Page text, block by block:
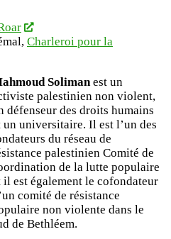
Charleroi pour la
Solimanest un
palestinien non violent,
défenseur des droits humains
un universitaire. Il est l’un des
du réseau de
palestinien Comité de
de la lutte populaire
il est également le cofondateur
comité de résistance
non violente dans le
de Bethléem.